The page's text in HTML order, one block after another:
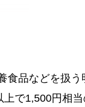
食品などを扱
で1,500円相